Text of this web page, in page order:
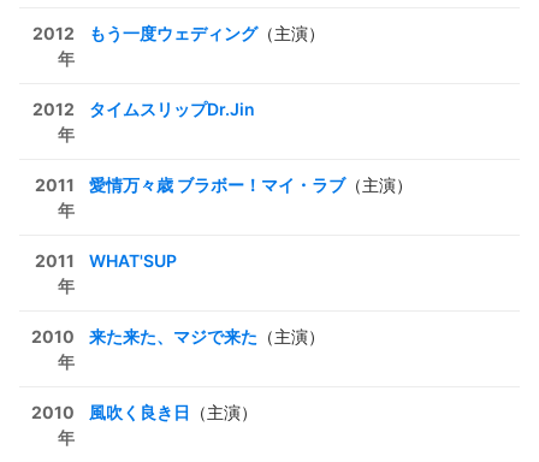
2012
年
もう一度ウェディング（主演）
2012
年
タイムスリップDr.Jin
2011
年
愛情万々歳 ブラボー！マイ・ラブ（主演）
2011
年
WHAT'SUP
2010
年
来た来た、マジで来た （主演）
2010
年
風吹く良き日 （主演）